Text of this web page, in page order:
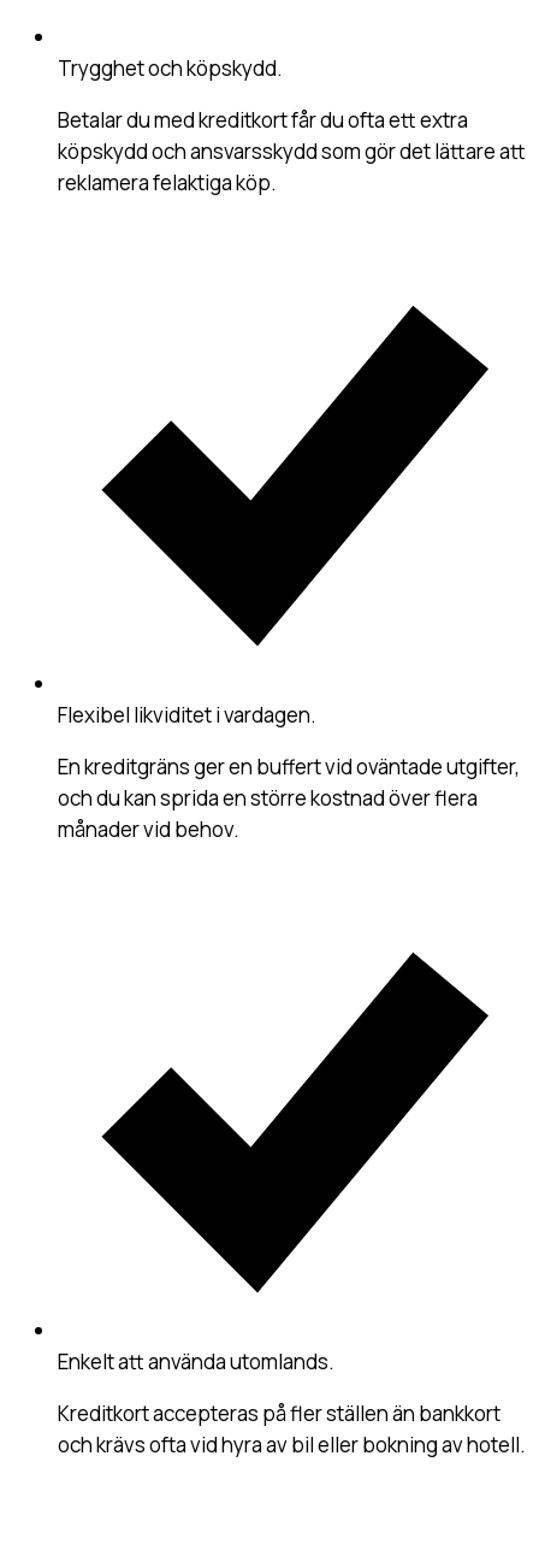
Trygghet och köpskydd.
Betalar du med kreditkort får du ofta ett extra
köpskydd och ansvarsskydd som gör det lättare att
reklamera felaktiga köp.
Flexibel likviditet i vardagen.
En kreditgräns ger en buffert vid oväntade utgifter,
och du kan sprida en större kostnad över flera
månader vid behov.
Enkelt att använda utomlands.
Kreditkort accepteras på fler ställen än bankkort
och krävs ofta vid hyra av bil eller bokning av hotell.